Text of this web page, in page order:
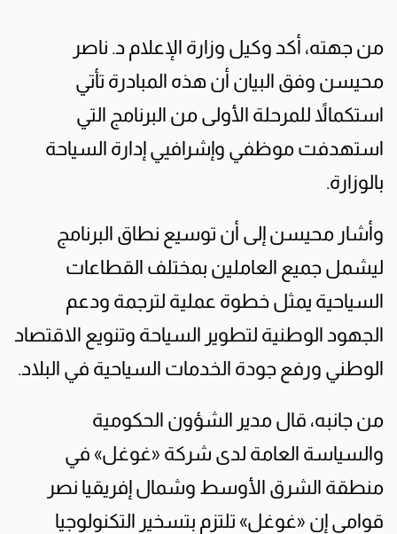
من جهته، أكد وكيل وزارة الإعلام د. ناصر
محيسن وفق البيان أن هذه المبادرة تأتي
استكمالاً للمرحلة الأولى من البرنامج التي
استهدفت موظفي وإشرافيي إدارة السياحة
بالوزارة.
وأشار محيسن إلى أن توسيع نطاق البرنامج
ليشمل جميع العاملين بمختلف القطاعات
السياحية يمثل خطوة عملية لترجمة ودعم
الجهود الوطنية لتطوير السياحة وتنويع الاقتصاد
الوطني ورفع جودة الخدمات السياحية في البلاد.
من جانبه، قال مدير الشؤون الحكومية
والسياسة العامة لدى شركة «غوغل» في
منطقة الشرق الأوسط وشمال إفريقيا نصر
قوامي إن «غوغل» تلتزم بتسخير التكنولوجيا